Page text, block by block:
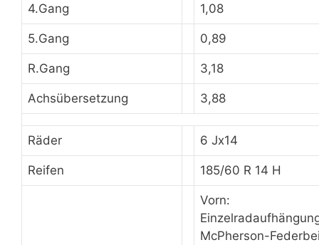
4.Gang 1,08
5.Gang 0,89
R.Gang 3,18
Achsübersetzung 3,88
Räder 6 Jx14
Reifen 185/60 R 14 H
Vorn:
McPherson-